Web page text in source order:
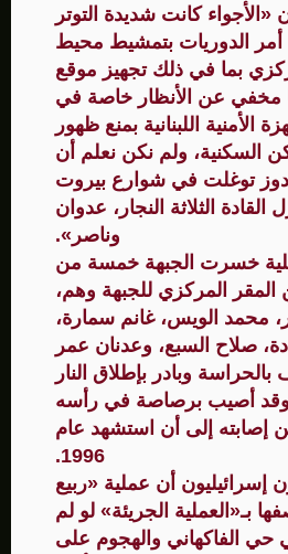
كانت شديدة التوتر
أمر الدوريات بتمشيط محيط
بما في ذلك تجهيز موقع
عن الأنظار خاصة في
الأمنية اللبنانية بمنع ظهور
السكنية، ولم نكن نعلم أن
توغلت في شوارع بيروت
القادة الثلاثة النجار، عدوان
وناصر».
خسرت الجبهة خمسة من
المقر المركزي للجبهة وهم،
محمد الويس، غانم سمارة،
صلاح السبع، وعدنان عمر
بالحراسة وبادر بإطلاق النار
أصيب برصاصة في رأسه
إصابته إلى أن استشهد عام
1996.
أن عملية «ربيع
بـ«العملية الجريئة» لو لم
الفاكهاني والهجوم على